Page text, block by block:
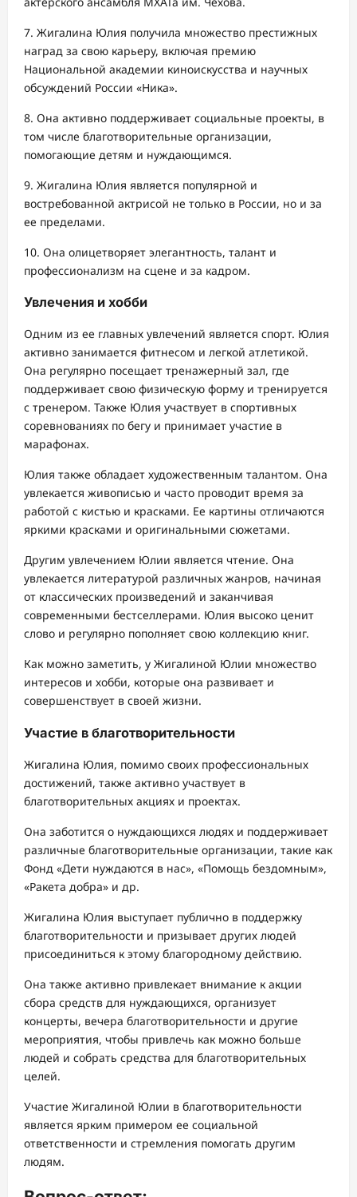
7. Жигалина Юлия получила множество престижных
наград за свою карьеру, включая премию
Национальной академии киноискусства и научных
обсуждений России «Ника».
8. Она активно поддерживает социальные проекты, в
том числе благотворительные организации,
помогающие детям и нуждающимся.
9. Жигалина Юлия является популярной и
востребованной актрисой не только в России, но и за
ее пределами.
10. Она олицетворяет элегантность, талант и
профессионализм на сцене и за кадром.
Увлечения и хобби
Одним из ее главных увлечений является спорт. Юлия
активно занимается фитнесом и легкой атлетикой.
Она регулярно посещает тренажерный зал, где
поддерживает свою физическую форму и тренируется
с тренером. Также Юлия участвует в спортивных
соревнованиях по бегу и принимает участие в
марафонах.
Юлия также обладает художественным талантом. Она
увлекается живописью и часто проводит время за
работой с кистью и красками. Ее картины отличаются
яркими красками и оригинальными сюжетами.
Другим увлечением Юлии является чтение. Она
увлекается литературой различных жанров, начиная
от классических произведений и заканчивая
современными бестселлерами. Юлия высоко ценит
слово и регулярно пополняет свою коллекцию книг.
Как можно заметить, у Жигалиной Юлии множество
интересов и хобби, которые она развивает и
совершенствует в своей жизни.
Участие в благотворительности
Жигалина Юлия, помимо своих профессиональных
достижений, также активно участвует в
благотворительных акциях и проектах.
Она заботится о нуждающихся людях и поддерживает
различные благотворительные организации, такие как
Фонд «Дети нуждаются в нас», «Помощь бездомным»,
«Ракета добра» и др.
Жигалина Юлия выступает публично в поддержку
благотворительности и призывает других людей
присоединиться к этому благородному действию.
Она также активно привлекает внимание к акции
сбора средств для нуждающихся, организует
концерты, вечера благотворительности и другие
мероприятия, чтобы привлечь как можно больше
людей и собрать средства для благотворительных
целей.
Участие Жигалиной Юлии в благотворительности
является ярким примером ее социальной
ответственности и стремления помогать другим
людям.